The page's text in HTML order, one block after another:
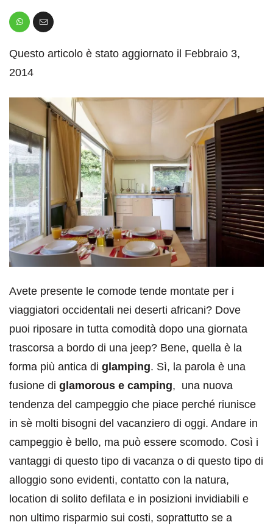
Questo articolo è stato aggiornato il Febbraio 3,
2014
Avete presente le comode tende montate per i
viaggiatori occidentali nei deserti africani? Dove
puoi riposare in tutta comodità dopo una giornata
trascorsa a bordo di una jeep? Bene, quella è la
forma più antica di glamping. Sì, la parola è una
fusione di glamorous e camping, una nuova
tendenza del campeggio che piace perché riunisce
in sè molti bisogni del vacanziero di oggi. Andare in
campeggio è bello, ma può essere scomodo. Così i
vantaggi di questo tipo di vacanza o di questo tipo di
alloggio sono evidenti, contatto con la natura,
location di solito defilata e in posizioni invidiabili e
non ultimo risparmio sui costi, soprattutto se a